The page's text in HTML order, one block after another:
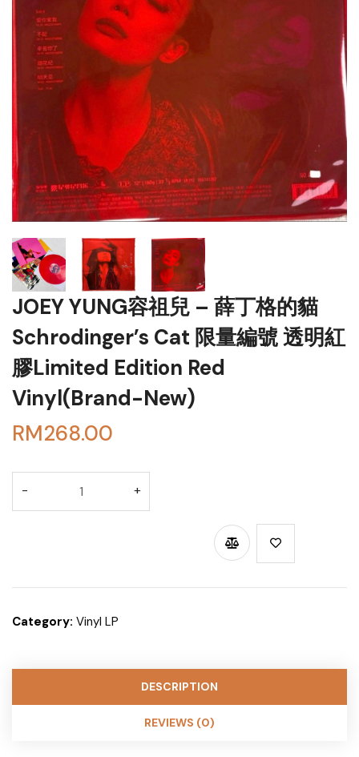
JOEY YUNG容祖兒 – 薛丁格的貓
Schrodinger’s Cat 限量編號 透明紅
膠Limited Edition Red
Vinyl(Brand-New)
RM268.00
Category: Vinyl LP
DESCRIPTION
REVIEWS (0)